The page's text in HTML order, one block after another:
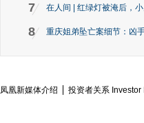
7 在人间 | 红绿灯被淹后，
8 重庆姐弟坠亡案细节：凶
凤凰新媒体介绍 投资者关系